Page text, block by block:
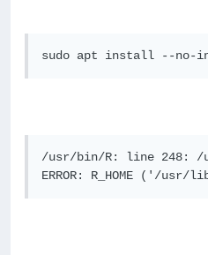
sudo apt install --no-
/usr/bin/R: line 248: /